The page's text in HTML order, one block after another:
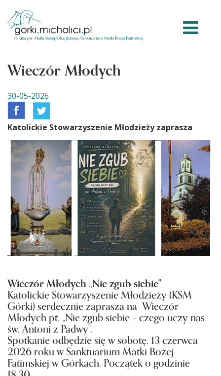
Wieczór Młodych
30-05-2026
Katolickie Stowarzyszenie Młodzieży zaprasza
Wieczór Młodych „Nie zgub siebie"
Katolickie Stowarzyszenie Młodzieży (KSM
Górki) serdecznie zaprasza na Wieczór
Młodych pt. „Nie zgub siebie – czego uczy nas
św. Antoni z Padwy".
Spotkanie odbędzie się w sobotę, 13 czerwca
2026 roku w Sanktuarium Matki Bożej
Fatimskiej w Górkach. Początek o godzinie